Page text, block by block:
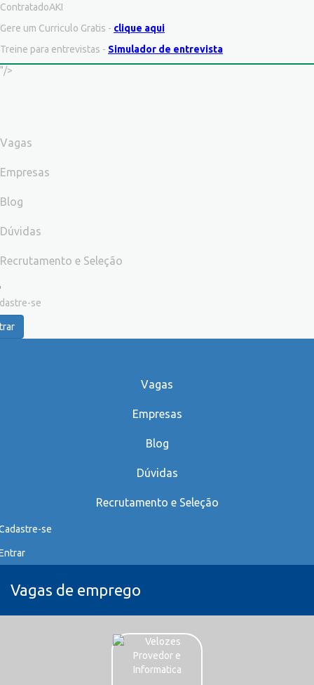
ContratadoAKI
Gere um Curriculo Gratis - clique aqui
Treine para entrevistas - Simulador de entrevista
"/>
Vagas
Empresas
Blog
Dúvidas
Recrutamento e Seleção
se
Vagas
Empresas
Blog
Dúvidas
Recrutamento e Seleção
se
Vagas de emprego